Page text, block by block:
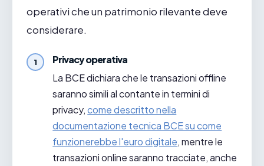
operativi che un patrimonio rilevante deve
considerare.
Privacy operativa
La BCE dichiara che le transazioni offline
saranno simili al contante in termini di
privacy,come descritto nella
documentazione tecnica BCE su come
funzionerebbe l'euro digitale, mentre le
transazioni online saranno tracciate, anche